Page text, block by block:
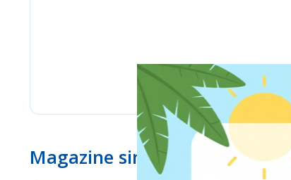
Magazine similare